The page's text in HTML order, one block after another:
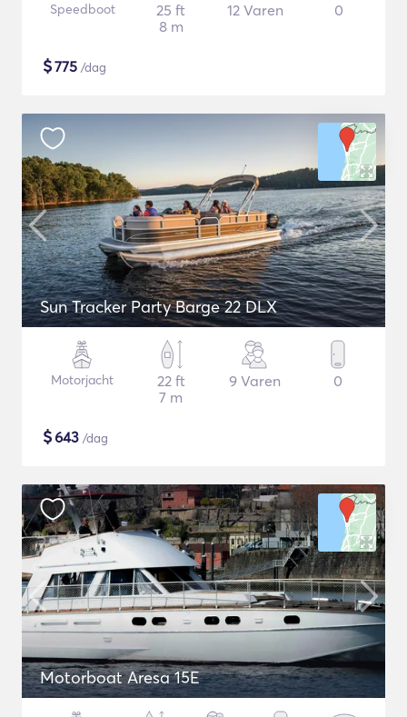
Speedboot
25 ft
8 m
12 Varen 0
$775 /dag
Sun Tracker Party Barge 22 DLX
Motorjacht
22 ft
7 m
9 Varen 0
$643 /dag
Motorboat Aresa 15E